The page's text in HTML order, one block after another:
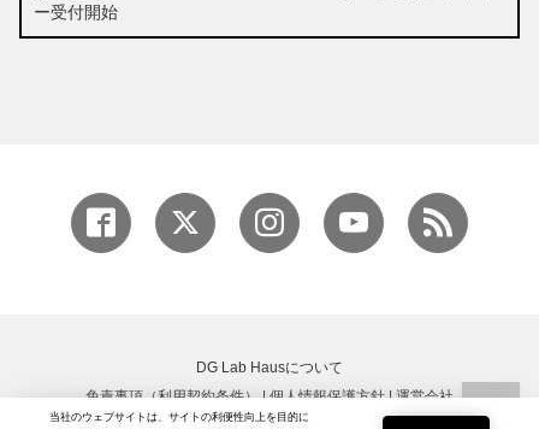
ー受付開始
DG Lab Hausについて
免責事項（利用契約条件）|個人情報保護方針|運営会社
Copyright © DG Lab All rights reserved.
当社のウェブサイトは、サイトの利便性向上を目的に